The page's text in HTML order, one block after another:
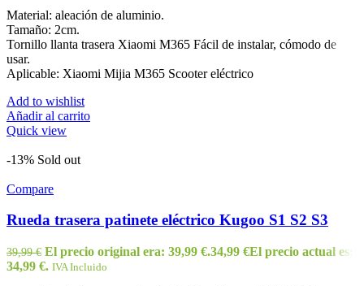
Material: aleación de aluminio.
Tamaño: 2cm.
Tornillo llanta trasera Xiaomi M365 Fácil de instalar, cómodo de
usar.
Aplicable: Xiaomi Mijia M365 Scooter eléctrico
Add to wishlist
Añadir al carrito
Quick view
-13% Sold out
Compare
Rueda trasera patinete eléctrico Kugoo S1 S2 S3
39,99€ El precio original era: 39,99 €.34,99 €El precio actual es:
34,99 €. IVA Incluido